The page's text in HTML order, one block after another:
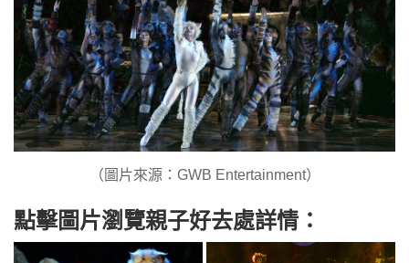
（圖片來源：GWB Entertainment）
點擊圖片瀏覽親子好去處詳情：